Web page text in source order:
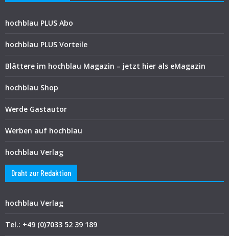
hochblau PLUS Abo
hochblau PLUS Vorteile
Blättere im hochblau Magazin – jetzt hier als eMagazin
hochblau Shop
Werde Gastautor
Werben auf hochblau
hochblau Verlag
Draht zur Redaktion
hochblau Verlag
Tel.: +49 (0)7033 52 39 189